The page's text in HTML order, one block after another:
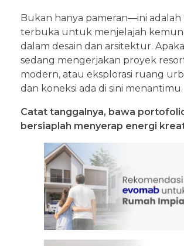
Bukan hanya pameran—ini adalah
terbuka untuk menjelajah
dalam desain dan arsitektur.
sedang mengerjakan proyek
modern, atau eksplorasi ruang
dan koneksi ada di sini menantimu.
Catat tanggalnya, bawa
bersiaplah menyerap energi